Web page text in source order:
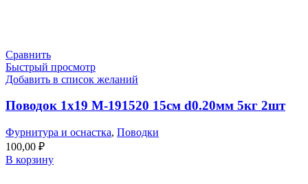
Сравнить
Быстрый просмотр
Добавить в список желаний
Поводок 1х19 M-191520 15см d0.20мм 5кг 2шт
Фурнитура и оснастка, Поводки
100,00 ₽
В корзину